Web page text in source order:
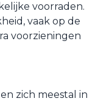
voorraden.
vaak op de
voorzieningen
zich meestal in